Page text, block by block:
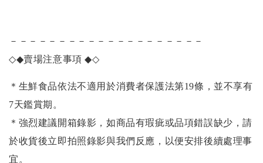
－－－－－－－－－－－－－－－－－－－－
◇◆賣場注意事項◆◇
＊生鮮食品依法不適用於消費者保護法第19條，並不享有
7天鑑賞期。
＊強烈建議開箱錄影，如商品有瑕疵或品項錯誤缺少，請
於收貨後立即拍照錄影與我們反應，以便安排後續處理事
宜。